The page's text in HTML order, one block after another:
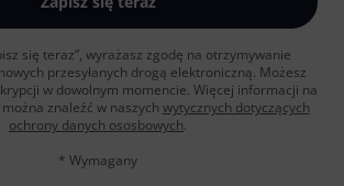
się teraz”, wyrażasz zgodę na otrzymywanie
przesyłanych drogą elektroniczną. Możesz
w dowolnym momencie. Więcej informacji na
znaleźć w naszych wytycznych dotyczących
ochrony danych ososbowych.
* Wymagany